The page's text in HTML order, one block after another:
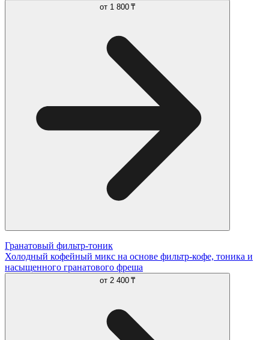
от 1 800 ₸
Гранатовый фильтр-тоник
Холодный кофейный микс на основе фильтр-кофе, тоника и
насыщенного гранатового фреша
от 2 400 ₸